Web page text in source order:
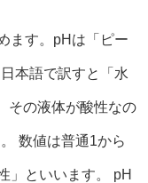
ます。pHは「ピー
本語で訳すと「水
その液体が酸性なの
数値は普通1から
」といいます。 pH